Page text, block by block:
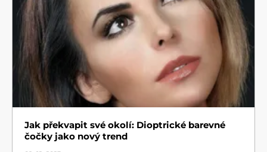
Jak překvapit své okolí: Dioptrické barevné
čočky jako nový trend